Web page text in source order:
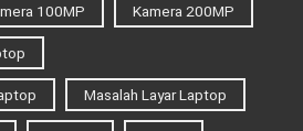
100MP Kamera 200MP
Masalah Layar Laptop